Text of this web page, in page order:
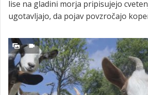
lise na gladini morja pripisujejo
ugotavljajo, da pojav povzročajo
postaje.